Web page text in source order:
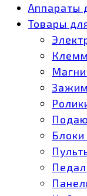
Аппараты
Товары